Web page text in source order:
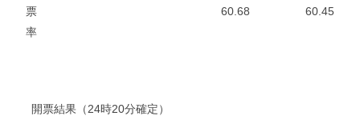
票
率
60.68
60.45
開票結果（24時20分確定）